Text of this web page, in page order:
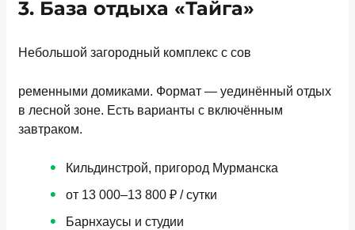
3. База отдыха «Тайга»
Небольшой загородный комплекс с сов
ременными домиками. Формат — уединённый отдых
в лесной зоне. Есть варианты с включённым
завтраком.
Кильдинстрой, пригород Мурманска
от 13 000–13 800 ₽ / сутки
Барнхаусы и студии